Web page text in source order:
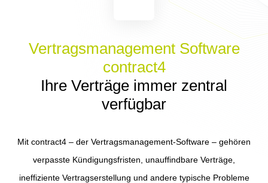
Vertragsmanagement Software
contract4
Ihre Verträge immer zentral
verfügbar
Mit contract4 – der Vertragsmanagement-Software – gehören
verpasste Kündigungsfristen, unauffindbare Verträge,
ineffiziente Vertragserstellung und andere typische Probleme